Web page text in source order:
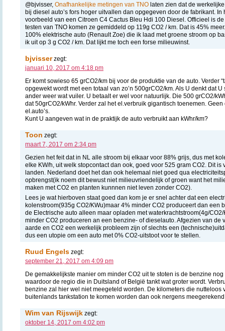
@bjvisser, Onafhankelijke metingen van TNO laten zien dat de
bij diesel auto’s fors hoger uitvallen dan opgegeven door de fabrikant. In
voorbeeld van een Citroen C4 Cactus Bleu Hdi 100 Diesel. Officieel is
testen van TNO komen ze gemiddeld op 119g CO2 / km. Dat is 45%
100% elektrische auto (Renault Zoe) die ik laad met groene stroom op
ik uit op 3 g CO2 / km. Dat lijkt me toch een forse milieuwinst.
bjvisserzegt:
januari 10, 2017 om 4:18 pm
Er komt sowieso 65 grCO2/km bij voor de produktie van de auto. Verder
opgewekt wordt met een totaal van zo’n 500grCO2/km. Als U denkt dat U
ander weer wat vuiler. U betaalt er wel voor natuurlijk. Die 500 grCO2/
dat 50grCO2/kWhr. Verder zal het el.verbruik gigantisch toenemen.
el.auto’s.
Kunt U aangeven wat in de praktijk de auto verbruikt aan kWhr/km?
Toon zegt:
maart 7, 2017 om 2:34 pm
Gezien het feit dat in NL alle stroom bij elkaar voor 88% grijs, dus met
elke KW/h, uit welk stopcontact dan ook, goed voor 525 gram CO2. Dit
landen. Nederland doet het dan ook helemaal niet goed qua
opbrengst(ik noem dit bewust niet milieuvriendelijk of groen want het
maken met CO2 en planten kunnnen niet leven zonder CO2).
Lees je wat hierboven staat goed dan kom je er snel achter dat een
kolenstroom(935g CO2/KWu)maar 4% minder CO2 produceert dan een
de Electrische auto alleen maar opladen met waterkrachtstroom(4g/
minder CO2 produceren an een benzine- of dieselauto. Afgezien van de
aarde en CO2 een werkelijk probleem zijn of slechts een
dus een utopie om een auto met 0% CO2-uitstoot voor te stellen.
Ruud Engels zegt:
september 21, 2017 om 4:09 pm
De gemakkelijkste manier om minder CO2 uit te stoten is de benzine
waardoor de regio die in Duitsland of België tankt wat groter wordt.
benzine zal hier wel niet meegeteld worden. De kilometers die nutteloos
buitenlands tankstation te komen worden dan ook nergens
Wim van Rijswijk zegt:
oktober 14, 2017 om 4:02 pm